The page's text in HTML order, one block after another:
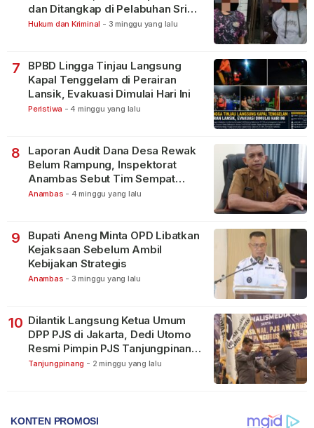
dan Ditangkap di Pelabuhan Sri
Bintan Pura
Hukum dan Kriminal - 3 minggu yang lalu
7
BPBD Lingga Tinjau Langsung
Kapal Tenggelam di Perairan
Lansik, Evakuasi Dimulai Hari Ini
Peristiwa - 4 minggu yang lalu
8
Laporan Audit Dana Desa Rewak
Belum Rampung, Inspektorat
Anambas Sebut Tim Sempat
Terbagi Tangani Kasus Lain
Anambas - 4 minggu yang lalu
9
Bupati Aneng Minta OPD Libatkan
Kejaksaan Sebelum Ambil
Kebijakan Strategis
Anambas - 3 minggu yang lalu
10 Dilantik Langsung Ketua Umum
DPP PJS di Jakarta, Dedi Utomo
Resmi Pimpin PJS Tanjungpinang-
Bintan
Tanjungpinang - 2 minggu yang lalu